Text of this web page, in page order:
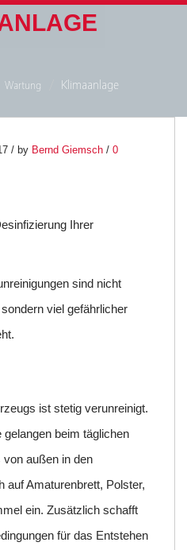
Wartung Klimaanlage
/ by Bernd Giemsch / 0
Ihrer
sind nicht
viel gefährlicher
ist stetig verunreinigt.
beim täglichen
außen in den
auf Amaturenbrett, Polster,
ein. Zusätzlich schafft
für das Entstehen